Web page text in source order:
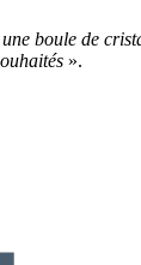
boule de
».